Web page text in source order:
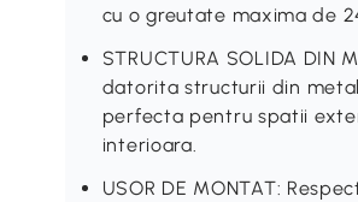
cu o greutate maxima de
STRUCTURA SOLIDA
datorita structurii din
perfecta pentru spatii
interioara.
USOR DE MONTAT: